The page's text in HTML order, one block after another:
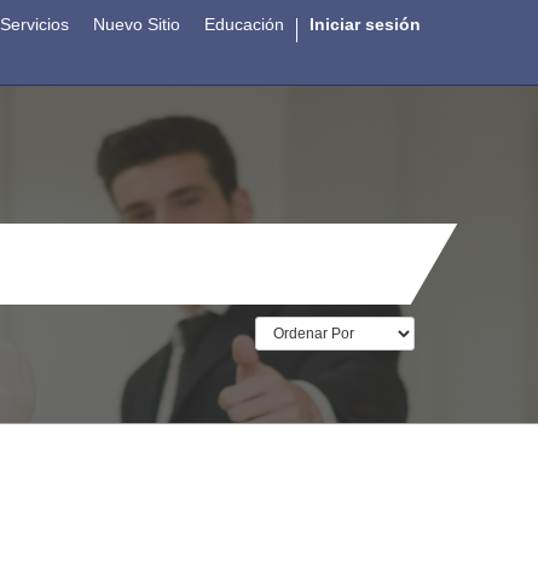
Servicios Nuevo Sitio Educación Iniciar sesión